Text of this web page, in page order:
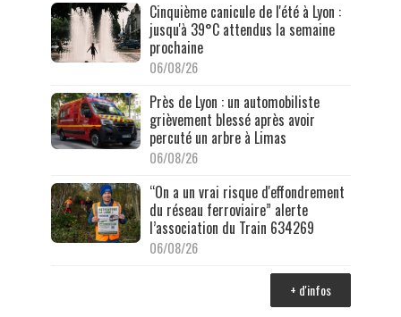
Cinquième canicule de l'été à Lyon :
jusqu'à 39°C attendus la semaine
prochaine
06/08/26
Près de Lyon : un automobiliste
grièvement blessé après avoir
percuté un arbre à Limas
06/08/26
“On a un vrai risque d'effondrement
du réseau ferroviaire” alerte
l’association du Train 634269
06/08/26
+ d'infos